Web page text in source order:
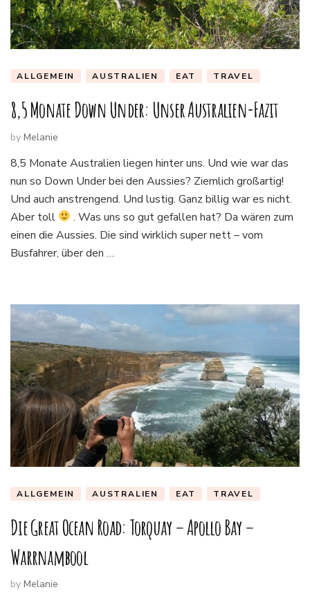
ALLGEMEIN AUSTRALIEN EAT TRAVEL
8,5 Monate Down Under: Unser Australien-Fazit
by Melanie
8,5 Monate Australien liegen hinter uns. Und wie war das
nun so Down Under bei den Aussies? Ziemlich großartig!
Und auch anstrengend. Und lustig. Ganz billig war es nicht.
Aber toll
. Was uns so gut gefallen hat? Da wären zum
einen die Aussies. Die sind wirklich super nett – vom
Busfahrer, über den …
ALLGEMEIN AUSTRALIEN EAT TRAVEL
Die Great Ocean Road: Torquay – Apollo Bay –
Warrnambool
by Melanie